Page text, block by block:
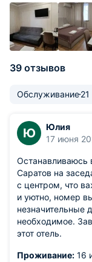
39 отзывов
Обслуживание21
Ю
Юлия
17 июня
Останавливаюсь
Саратов на
с центром, что
и уютно, номер
незначительные
необходимое.
этот отель.
Проживание: 16